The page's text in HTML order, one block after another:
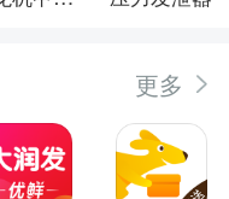
更多